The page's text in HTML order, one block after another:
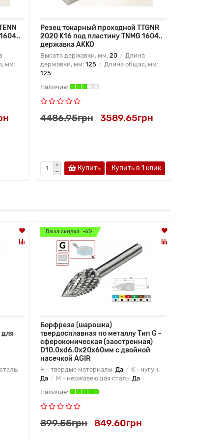
мм:
Резец токарный проходной TTGNR
2020 K16 под пластину TNMG 1604..
державка AKKO
Высота державки, мм: 20
Длина
державки, мм: 125
Длина общая, мм:
125
4486.95грн 3589.65грн
Купить Купить в 1 клик
для
Ваша скидка: -6%
Борфреза (шарошка)
твердосплавная по металлу Тип G -
сфероконическая (заостренная)
D10.0xd6.0x20x60мм c двойной
насечкой AGIR
H - твердые материалы: Да
K - чугун:
Да
M - нержавеющая сталь: Да
899.55грн 849.60грн